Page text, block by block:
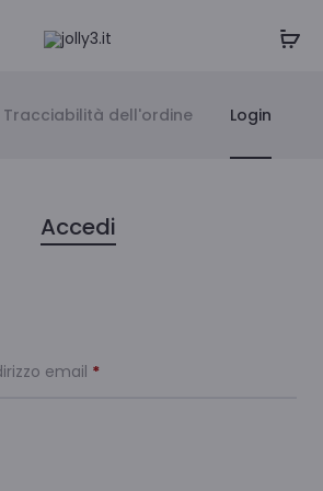
Tracciabilità dell'ordine Login
Accedi
email *Richiesto